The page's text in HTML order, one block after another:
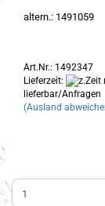
altern.: 1491059
Art.Nr.: 1492347
Lieferzeit:
lieferbar/Anfragen
(Ausland